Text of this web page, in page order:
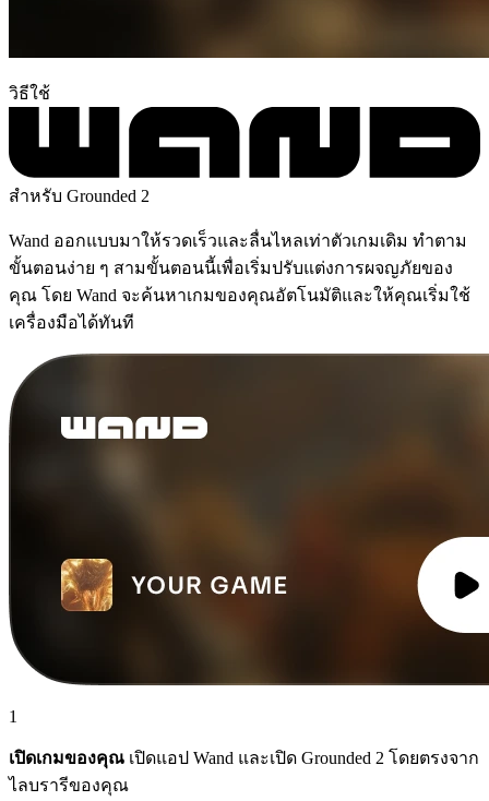
วิธีใช้
สำหรับ Grounded 2
Wand ออกแบบมาให้รวดเร็วและลื่นไหลเท่าตัวเกมเดิม ทำตาม
ขั้นตอนง่าย ๆ สามขั้นตอนนี้เพื่อเริ่มปรับแต่งการผจญภัยของ
คุณ โดย Wand จะค้นหาเกมของคุณอัตโนมัติและให้คุณเริ่มใช้
เครื่องมือได้ทันที
1
เปิดเกมของคุณ เปิดแอป Wand และเปิด Grounded 2 โดยตรงจาก
ไลบรารีของคุณ